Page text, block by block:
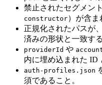
禁止されたセグメン
constructor）が含ま
正規化されたパスが
済みの形状と一致す
providerId や
内に埋め込まれた ID
auth-profiles.json
須であること。